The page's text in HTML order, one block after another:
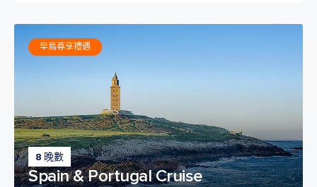
8 晚數
Spain & Portugal Cruise
早鳥尊享禮遇